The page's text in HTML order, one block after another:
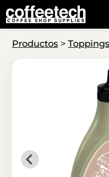
Productos > Toppings